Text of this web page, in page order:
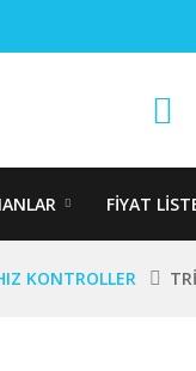
FIYAT
KONTROLLER